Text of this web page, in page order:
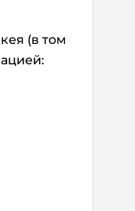
(в том